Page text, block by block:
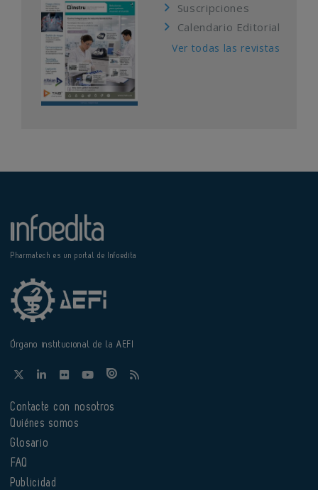
Suscripciones
Calendario Editorial
Ver todas las revistas
Pharmatech es un portal de Infoedita
Órgano institucional de la AEFI
Contacte con nosotros
Quiénes somos
Glosario
FAQ
Publicidad